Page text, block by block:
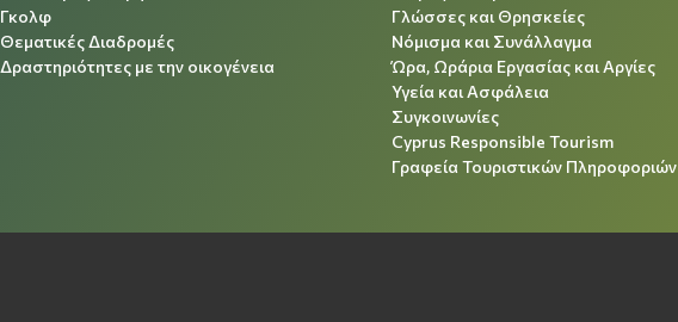
Γκολφ
Θεματικές Διαδρομές
Δραστηριότητες με την οικογένεια
Γλώσσες και Θρησκείες
Νόμισμα και Συνάλλαγμα
Ώρα, Ωράρια Εργασίας και Αργίες
Υγεία και Ασφάλεια
Συγκοινωνίες
Cyprus Responsible Tourism
Γραφεία Τουριστικών Πληροφοριών